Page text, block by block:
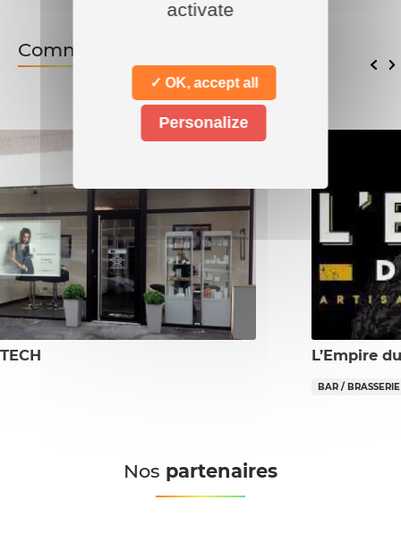
activate
✓ OK, accept all
Personalize
Commerces associés
L’Empire
BAR / BRASSERIE
Nos partenaires